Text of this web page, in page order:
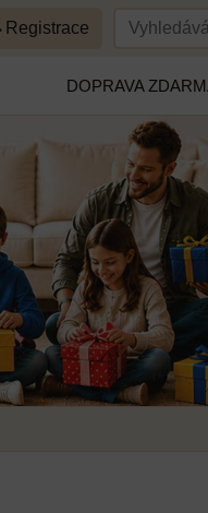
Registrace
DOPRAVA